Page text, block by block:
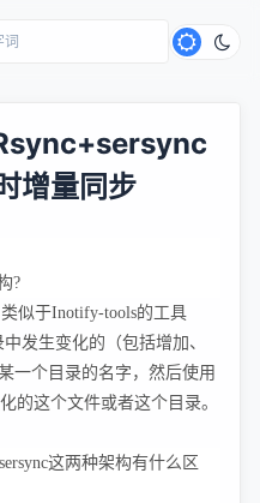
增量同步
?
似于Inotify-tools的工具
发生变化的（包括增加、
一个目录的名字，然后使用
的这个文件或者这个目录。
这两种架构有什么区